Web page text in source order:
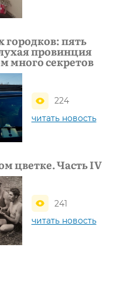
пять
провинция
много секретов
224
читать новость
цветке. Часть IV
241
читать новость